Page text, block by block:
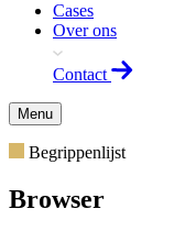
Cases
Over ons
Contact
Menu
Begrippenlijst
Browser